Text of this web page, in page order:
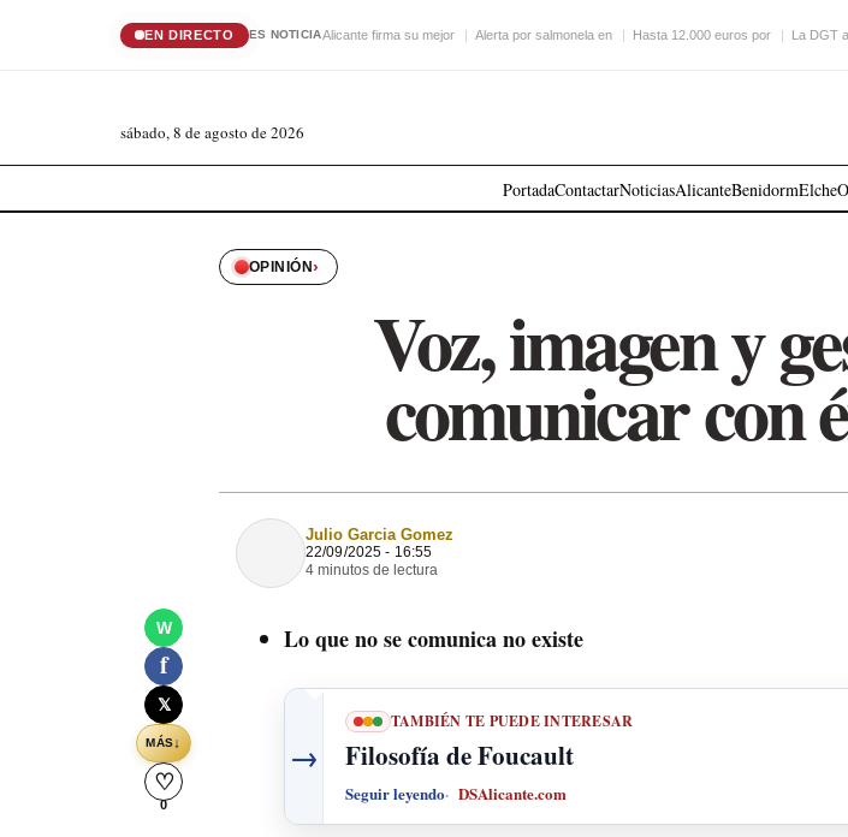
EN DIRECTO ES NOTICIAAlicante firma su mejor Alerta por salmonela en Hasta 12.000 euros por La DGT
sábado, 8 de agosto de 2026
PortadaContactarNoticiasAlicanteBenidormElche
OPINIÓN›
Voz, imagen y
comunicar con
W
f
𝕏
MÁS↓
♡
0
Julio Garcia Gomez
22/09/2025 - 16:55
4 minutos de lectura
Lo que no se comunica no existe
→
TAMBIÉN TE PUEDE INTERESAR
Filosofía de Foucault
Seguir leyendo DSAlicante.com